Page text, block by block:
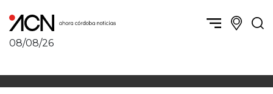
08/08/26
Política y Economía
Córdoba obrera
Córdoba, la ciudad